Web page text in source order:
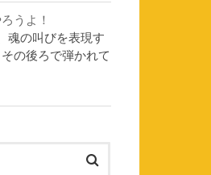
うよ！
魂の叫びを表現す
その後ろで弾かれて